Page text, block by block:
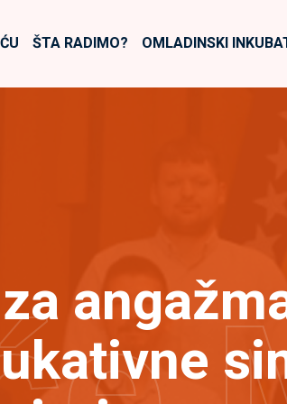
ŠTA RADIMO? OMLADINSKI